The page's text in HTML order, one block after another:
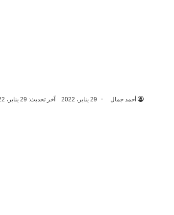
أحمد جمال 29 يناير، 2022 آخر تحديث: 29 يناير، 2022